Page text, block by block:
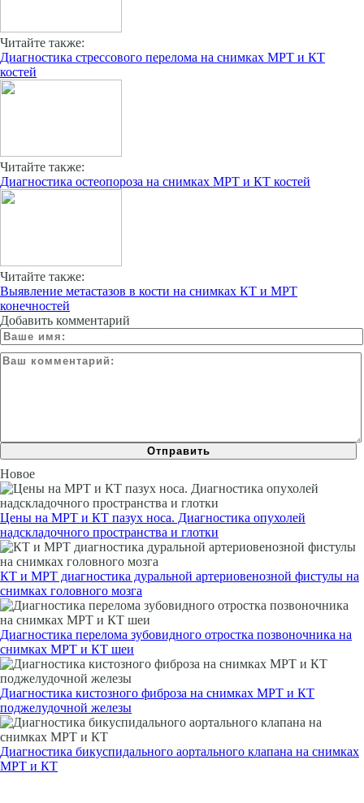
Читайте также:
Диагностика стрессового перелома на снимках МРТ и КТ
костей
Читайте также:
Диагностика остеопороза на снимках МРТ и КТ костей
Читайте также:
Выявление метастазов в кости на снимках КТ и МРТ
конечностей
Добавить комментарий
Новое
Цены на МРТ и КТ пазух носа. Диагностика опухолей
надскладочного пространства и глотки
КТ и МРТ диагностика дуральной артериовенозной фистулы на
снимках головного мозга
Диагностика перелома зубовидного отростка позвоночника на
снимках МРТ и КТ шеи
Диагностика кистозного фиброза на снимках МРТ и КТ
поджелудочной железы
Диагностика бикуспидального аортального клапана на снимках
МРТ и КТ